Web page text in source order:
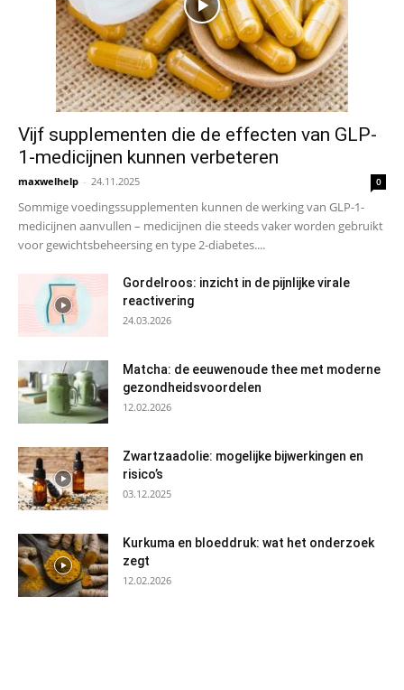
Vijf supplementen die de effecten van GLP-
1-medicijnen kunnen verbeteren
maxwelhelp - 24.11.2025 0
Sommige voedingssupplementen kunnen de werking van GLP-1-
medicijnen aanvullen – medicijnen die steeds vaker worden gebruikt
voor gewichtsbeheersing en type 2-diabetes....
Gordelroos: inzicht in de pijnlijke virale
reactivering
24.03.2026
Matcha: de eeuwenoude thee met moderne
gezondheidsvoordelen
12.02.2026
Zwartzaadolie: mogelijke bijwerkingen en
risico’s
03.12.2025
Kurkuma en bloeddruk: wat het onderzoek
zegt
12.02.2026